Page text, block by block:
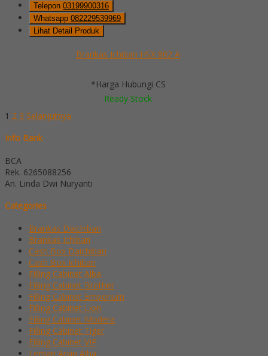
Telepon 03199900316
Whatsapp 082229539969
Lihat Detail Produk
Brankas Ichiban HSX 802 A
*Harga Hubungi CS
Ready Stock
1 2 3 Selanjutnya
Info Bank
BCA
Rek. 6265088256
An. Linda Dwi Nuryanti
Categories
Brankas Daichiban
Brankas Ichiban
Cash Box Daichiban
Cash Box Ichiban
Filling Cabinet Alba
Filling Cabinet Brother
Filling Cabinet Emporium
Filling Cabinet Lion
Filling Cabinet Modera
Filling Cabinet Tiger
Filling Cabinet VIP
Lemari Arsip Alba